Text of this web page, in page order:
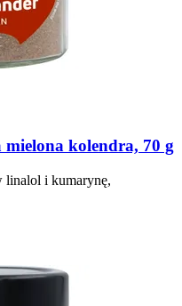
mielona kolendra, 70 g
linalol i kumarynę,